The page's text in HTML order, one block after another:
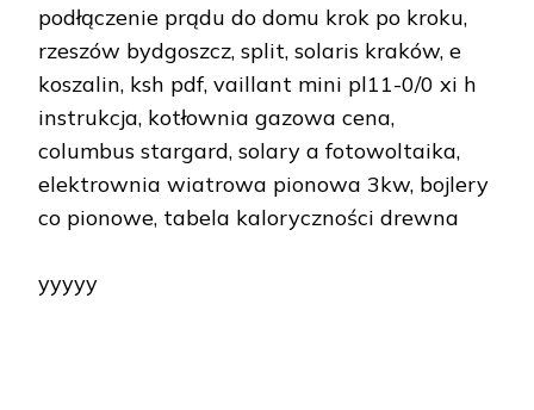
podłączenie prądu do domu krok po kroku,
rzeszów bydgoszcz, split, solaris kraków, e
koszalin, ksh pdf, vaillant mini pl11-0/0 xi h
instrukcja, kotłownia gazowa cena,
columbus stargard, solary a fotowoltaika,
elektrownia wiatrowa pionowa 3kw, bojlery
co pionowe, tabela kaloryczności drewna
yyyyy